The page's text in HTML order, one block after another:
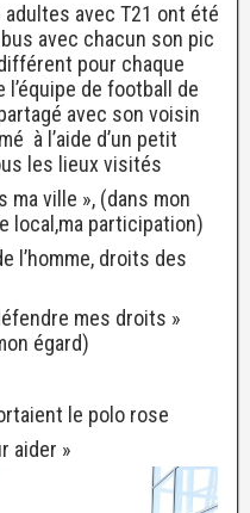
adultes avec T21 ont été
avec chacun son pic
pour chaque
de football de
avec son voisin
à l’aide d’un petit
les lieux visités
ma ville », (dans mon
local,ma participation)
l’homme, droits des
mes droits »
égard)
le polo rose
pour aider »